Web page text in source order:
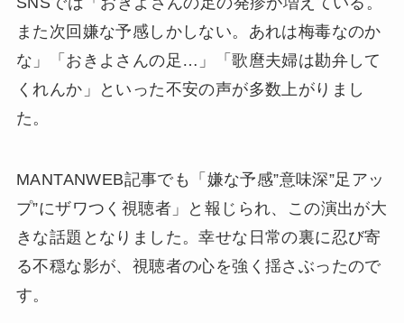
また次回嫌な予感しかしない。あれは梅毒なのか
な」「おきよさんの足…」「歌麿夫婦は勘弁して
くれんか」といった不安の声が多数上がりまし
た。
MANTANWEB記事でも「嫌な予感”意味深”足アッ
プ”にザワつく視聴者」と報じられ、この演出が大
きな話題となりました。幸せな日常の裏に忍び寄
る不穏な影が、視聴者の心を強く揺さぶったので
す。